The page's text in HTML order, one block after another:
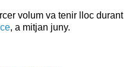
volum va tenir lloc durant
, a mitjan juny.